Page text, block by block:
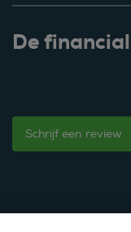
De
Schrijf een review